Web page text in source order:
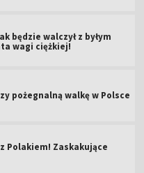
będzie walczył z byłym
wagi ciężkiej!
pożegnalną walkę w Polsce
Polakiem! Zaskakujące